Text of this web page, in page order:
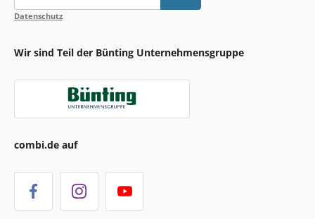
Datenschutz
Wir sind Teil der Bünting Unternehmensgruppe
combi.de auf